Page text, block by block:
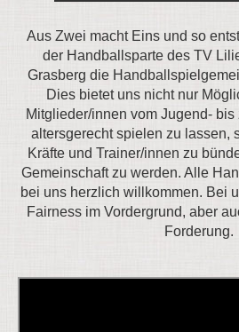
Aus Zwei macht Eins und so
der Handballsparte des TV
Grasberg die
Dies bietet uns nicht nur
Mitglieder/innen vom Jugend-
altersgerecht spielen zu lassen,
Kräfte und Trainer/innen zu
Gemeinschaft zu werden. Alle
bei uns herzlich willkommen. Bei
Fairness im Vordergrund, aber
Forderung.